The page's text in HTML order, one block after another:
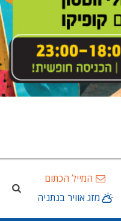
המייל הכתום
מזג אוויר בנתניה